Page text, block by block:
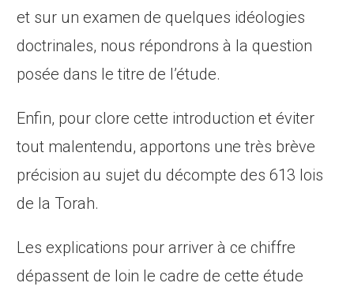
et sur un examen de quelques idéologies
doctrinales, nous répondrons à la question
posée dans le titre de l’étude.
Enfin, pour clore cette introduction et éviter
tout malentendu, apportons une très brève
précision au sujet du décompte des 613 lois
de la Torah.
Les explications pour arriver à ce chiffre
dépassent de loin le cadre de cette étude